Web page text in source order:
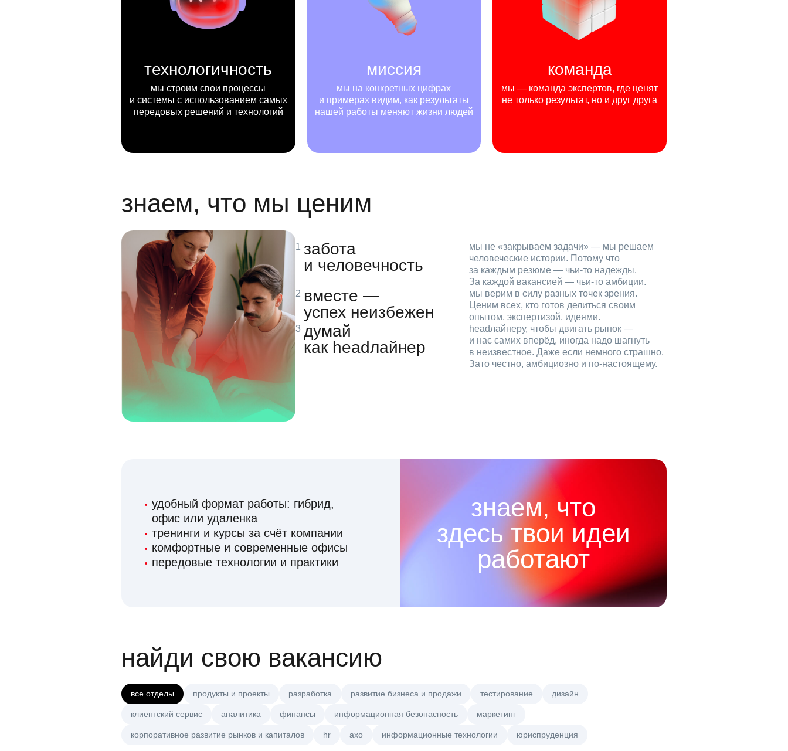
технологичность
мы строим свои процессы
и системы с использованием самых
передовых решений и технологий
миссия
мы на конкретных цифрах
и примерах видим, как результаты
нашей работы меняют жизни людей
команда
мы — команда экспертов, где ценят
не только результат, но и друг друга
знаем, что мы ценим
забота
и человечность
мы не «закрываем задачи» — мы решаем
человеческие истории. Потому что
за каждым резюме — чьи‑то надежды.
За каждой вакансией — чьи‑то амбиции.
вместе —
успех неизбежен
мы верим в силу разных точек зрения.
Ценим всех, кто готов делиться своим
опытом, экспертизой, идеями.
думай
как headлайнер
headлайнеру, чтобы двигать рынок —
и нас самих вперёд, иногда надо шагнуть
в неизвестное. Даже если немного страшно.
Зато честно, амбициозно и по‑настоящему.
удобный формат работы: гибрид,
офис или удаленка
тренинги и курсы за счёт компании
комфортные и современные офисы
передовые технологии и практики
знаем, что
здесь твои идеи
работают
найди свою вакансию
все отделы продукты и проекты разработка развитие бизнеса и продажи тестирование дизайн
клиентский сервис аналитика финансы информационная безопасность маркетинг
корпоративное развитие рынков и капиталов hr axo информационные технологии юриспруденция